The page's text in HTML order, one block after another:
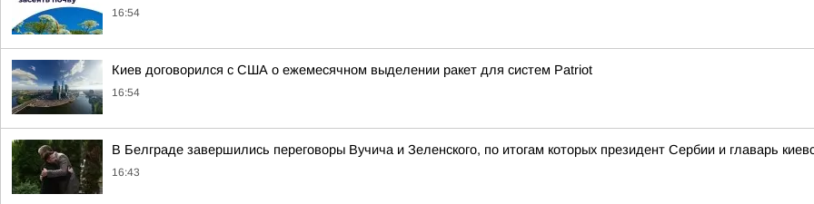
16:54
Киев договорился с США о ежемесячном выделении ракет для систем Patriot
16:54
В Белграде завершились переговоры Вучича и Зеленского, по итогам которых президент Сербии и главарь
16:43